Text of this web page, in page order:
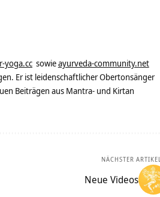
yoga.cc sowieayurveda-community.net
Er ist leidenschaftlicher Obertonsänger
Beiträgen aus Mantra- und Kirtan
NÄCHSTER ARTIKEL
Neue Videos